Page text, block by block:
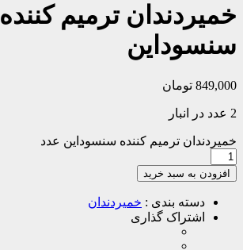
خمیردندان ترمیم کننده
سنسوداین
849,000 تومان
2 عدد در انبار
خمیردندان ترمیم کننده سنسوداین عدد
افزودن به سبد خرید
دسته بندی : خمیردندان
اشتراک گذاری